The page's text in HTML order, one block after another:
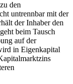
den
untrennbar mit der
der Inhaber den
beim Tausch
auf der
in Eigenkapital